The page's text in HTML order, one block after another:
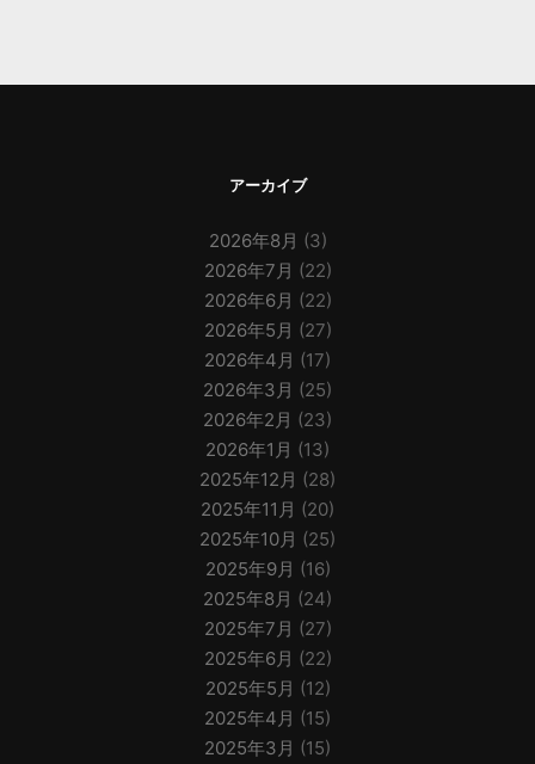
アーカイブ
2026年8月 (3)
2026年7月 (22)
2026年6月 (22)
2026年5月 (27)
2026年4月 (17)
2026年3月 (25)
2026年2月 (23)
2026年1月 (13)
2025年12月 (28)
2025年11月 (20)
2025年10月 (25)
2025年9月 (16)
2025年8月 (24)
2025年7月 (27)
2025年6月 (22)
2025年5月 (12)
2025年4月 (15)
2025年3月 (15)